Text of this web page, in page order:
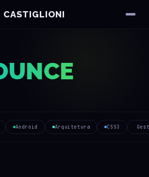
CASTIGLIONI
Android Arquitetura CSS3